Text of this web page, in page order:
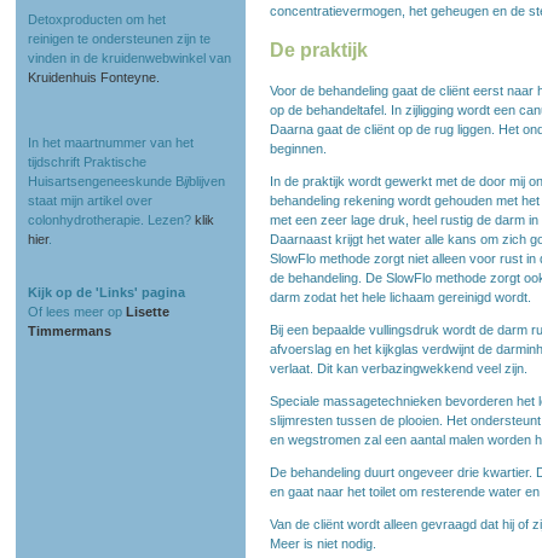
Detoxproducten om het
reinigen te ondersteunen zijn te
vinden in de kruidenwebwinkel van
Kruidenhuis Fonteyne.
In het maartnummer van het
tijdschrift Praktische
Huisartsengeneeskunde Bijblijven
staat mijn artikel over
colonhydrotherapie. Lezen? klik
hier.
Kijk op de 'Links' pagina
Of lees meer op Lisette
Timmermans
concentratievermogen, het geheugen en de
De praktijk
Voor de behandeling gaat de cliënt eerst naar
op de behandeltafel. In zijligging wordt een
Daarna gaat de cliënt op de rug liggen. Het
beginnen.
In de praktijk wordt gewerkt met de door mij
behandeling rekening wordt gehouden met
met een zeer lage druk, heel rustig de darm
Daarnaast krijgt het water alle kans om zich
SlowFlo methode zorgt niet alleen voor rust
de behandeling. De SlowFlo methode zorgt
darm zodat het hele lichaam gereinigd wordt.
Bij een bepaalde vullingsdruk wordt de darm
afvoerslag en het kijkglas verdwijnt de
verlaat. Dit kan verbazingwekkend veel zijn.
Speciale massagetechnieken bevorderen
slijmresten tussen de plooien. Het
en wegstromen zal een aantal malen worden
De behandeling duurt ongeveer drie
en gaat naar het toilet om resterende water
Van de cliënt wordt alleen gevraagd dat hij of
Meer is niet nodig.